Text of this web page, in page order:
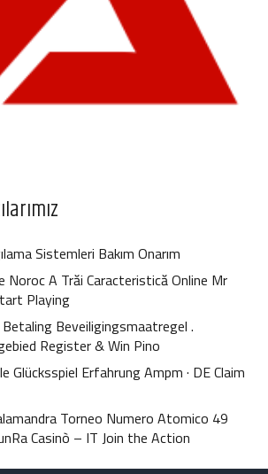
Sistemleri Bakım Onarım
Noroc A Trăi Caracteristică Online Mr
Playing
Beveiligingsmaatregel .
Register & Win Pino
Glücksspiel Erfahrung Ampm · DE Claim
Torneo Numero Atomico 49
Casinò – IT Join the Action